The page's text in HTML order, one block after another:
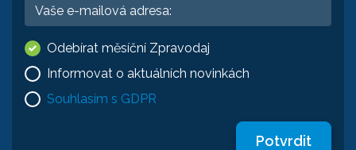
Odebírat měsíční Zpravodaj
Informovat o aktuálních novinkách
Souhlasím s GDPR
Potvrdit